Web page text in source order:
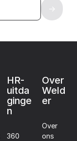
HR-
uitda
ginge
n
360
Over
Weld
er
Over
ons